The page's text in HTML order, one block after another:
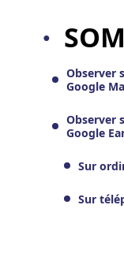
Observer
Google
Observer
Google
Sur
Sur